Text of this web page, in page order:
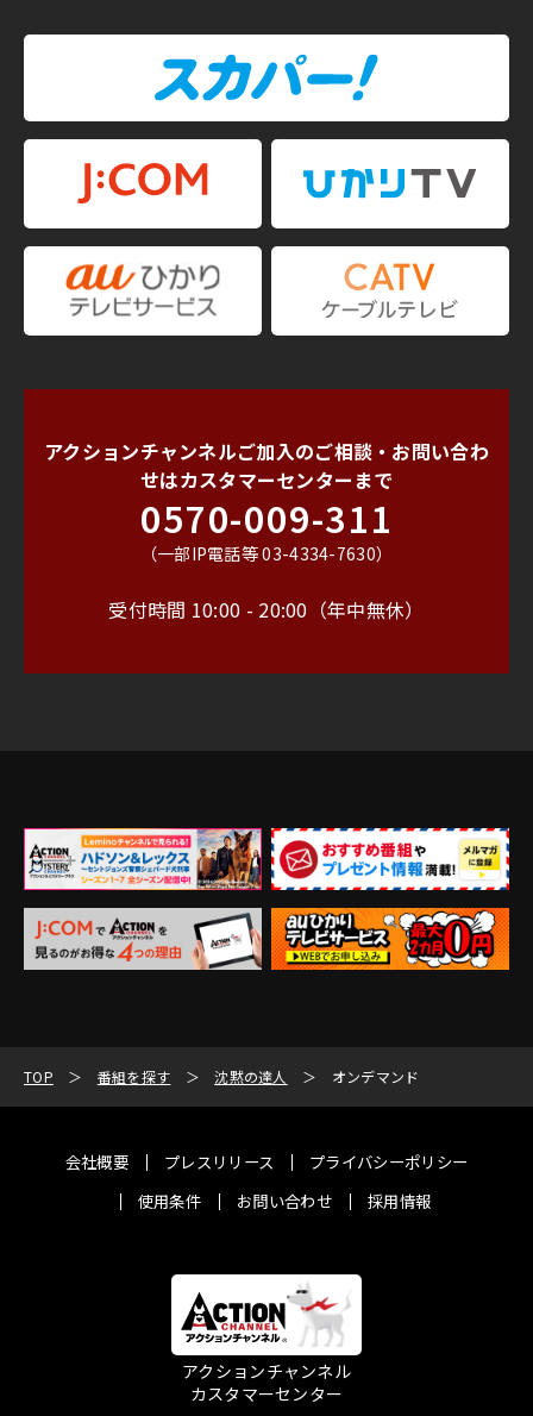
アクションチャンネルご加入のご相談・お問い合わ
せはカスタマーセンターまで
0570-009-311
（一部IP電話等 03-4334-7630）
受付時間 10:00 - 20:00（年中無休）
TOP 番組を探す 沈黙の達人 オンデマンド
会社概要 プレスリリース
プライバシーポリシー
使用条件
お問い合わせ 採用情報
アクションチャンネル
カスタマーセンター